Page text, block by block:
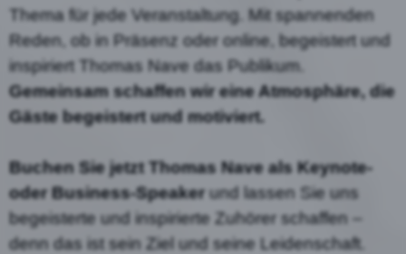
Thema für jede Veranstaltung. Mit spannenden
Reden, ob in Präsenz oder online, begeistert und
inspiriert Thomas Nave das Publikum.
Gemeinsam schaffen wir eine Atmosphäre, die
Gäste begeistert und motiviert.
Buchen Sie jetzt Thomas Nave als Keynote-
oder Business-Speaker und lassen Sie uns
begeisterte und inspirierte Zuhörer schaffen –
denn das ist sein Ziel und seine Leidenschaft.